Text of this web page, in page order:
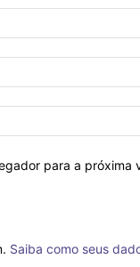
para a próxima
Saiba como seus